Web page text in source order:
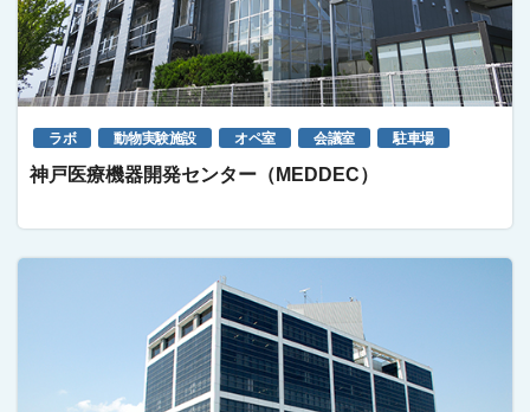
ラボ 動物実験施設 オペ室 会議室 駐車場
神戸医療機器開発センター（MEDDEC）